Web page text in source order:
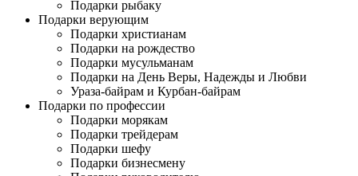
Подарки рыбаку
Подарки верующим
Подарки христианам
Подарки на рождество
Подарки мусульманам
Подарки на День Веры, Надежды и Любви
Ураза-байрам и Курбан-байрам
Подарки по профессии
Подарки морякам
Подарки трейдерам
Подарки шефу
Подарки бизнесмену